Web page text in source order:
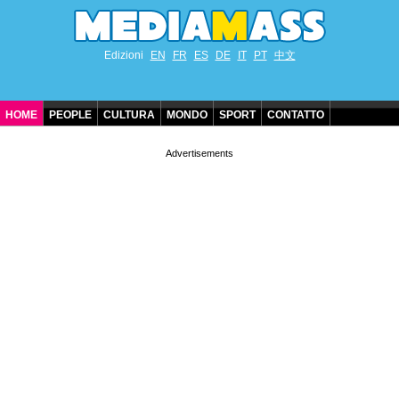
Edizioni EN FR ES DE IT PT 中文
HOME PEOPLE CULTURA MONDO SPORT CONTATTO